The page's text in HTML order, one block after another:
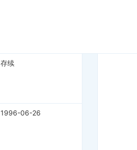
存续
1996-06-26